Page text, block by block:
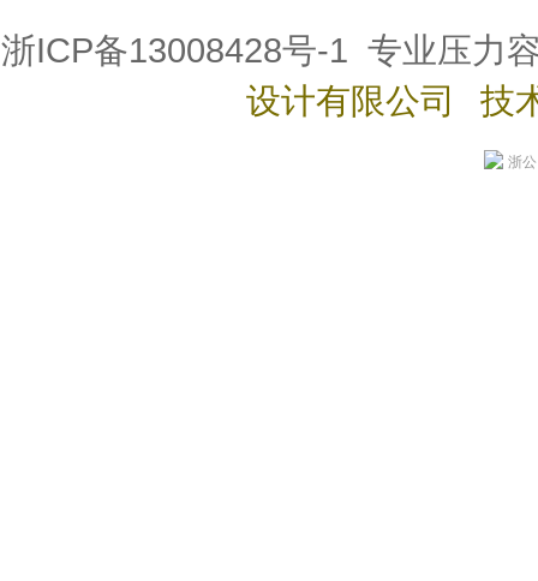
浙ICP备13008428号-1 专业压力
设计有限公司 技
浙